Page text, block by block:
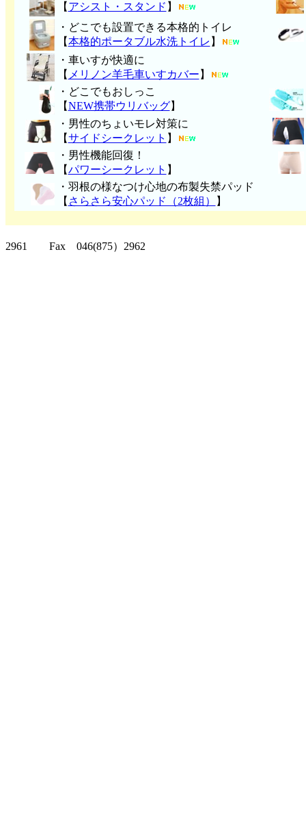
【 アシスト・スタンド 】
・どこでも設置できる本格的トイレ
【本格的ポータブル水洗トイレ 】
・車いすが快適に
【 メリノン羊毛車いすカバー 】
・どこでもおしっこ
【NEW携帯ウリバッグ】
・男性のちょいモレ対策に
【サイドシークレット 】
・男性機能回復！
【パワーシークレット 】
・ 羽根の様なつけ心地の布製失禁パッ ド
【 さらさら安心パッド（2枚組） 】
2961 Fax 046(875）2962